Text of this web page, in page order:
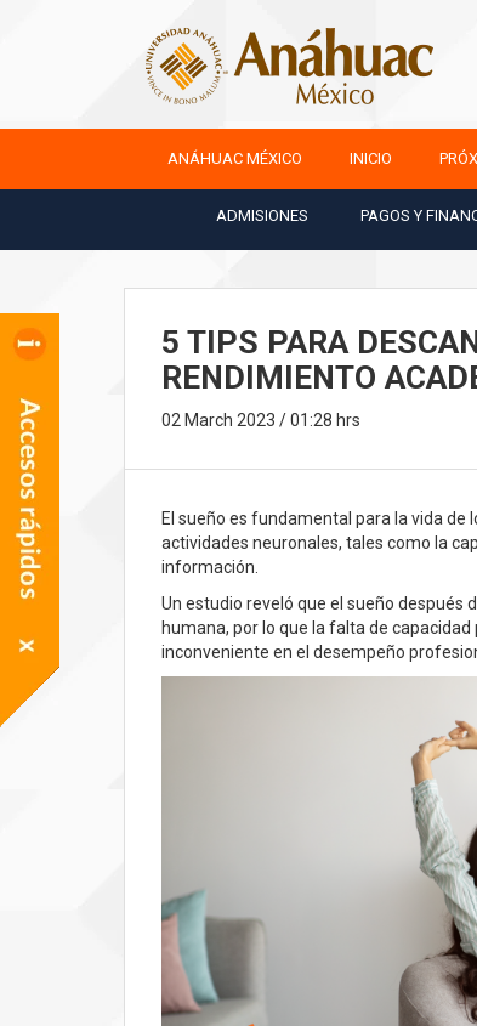
ANÁHUAC MÉXICO INICIO
ADMISIONES PAGOS Y
5 TIPS PARA
RENDIMIENTO
02 March 2023 / 01:28 hrs
El sueño es fundamental para la vida de
actividades neuronales, tales como la
información.
Un estudio reveló que el sueño
humana, por lo que la falta de
inconveniente en el desempeño